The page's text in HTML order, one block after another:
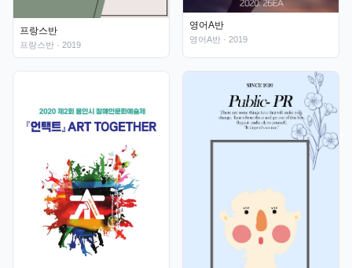
프랑스반
프랑스반 · 2019
영어A반
영어A반 · 2019